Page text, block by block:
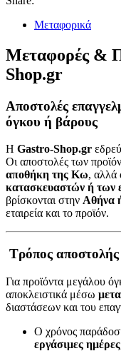
Μεταφορικά
Μεταφορές &
Shop.gr
Αποστολές
όγκου ή βάρους
Η Gastro-Shop.gr
Οι αποστολές των
αποθήκη της Κω, αλλά
κατασκευαστών ή των
βρίσκονται στην Αθήνα
εταιρεία και το προϊόν.
Τρόπος αποστολής
Για προϊόντα μεγάλου
αποκλειστικά μέσω
διαστάσεων και του
Ο χρόνος
εργάσιμες ημέρες